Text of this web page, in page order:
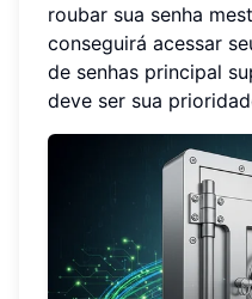
roubar sua senha
conseguirá acessar
de senhas principal
deve ser sua